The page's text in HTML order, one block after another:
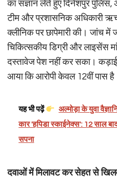
का संज्ञान लेते हुए दिनेशपुर पुलिस,
टीम और प्रशासनिक अधिकारी
क्लीनिक पर छापेमारी की। जांच
चिकित्सकीय डिग्री और लाइसेंस
दस्तावेज पेश नहीं कर सका।
आया कि आरोपी केवल 12वीं पास
यह भी पढ़ें
अल्मोड़ा के युवा
कार 'हपिडा स्काईनेक्स': 12 साल
सपना
दवाओं में मिलावट कर सेहत से